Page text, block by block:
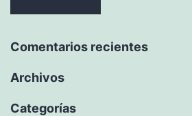
Comentarios recientes
Archivos
Categorías